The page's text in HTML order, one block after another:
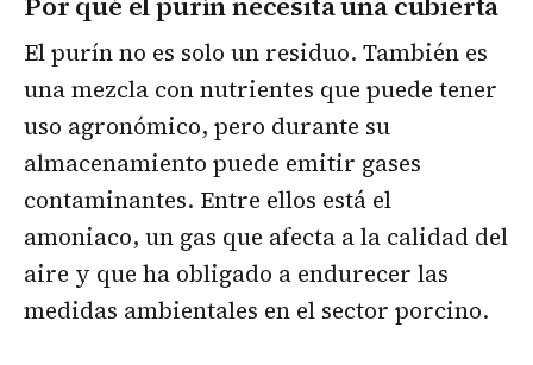
El purín no es solo un residuo. También es
una mezcla con nutrientes que puede tener
uso agronómico, pero durante su
almacenamiento puede emitir gases
contaminantes. Entre ellos está el
amoniaco, un gas que afecta a la calidad del
aire y que ha obligado a endurecer las
medidas ambientales en el sector porcino.